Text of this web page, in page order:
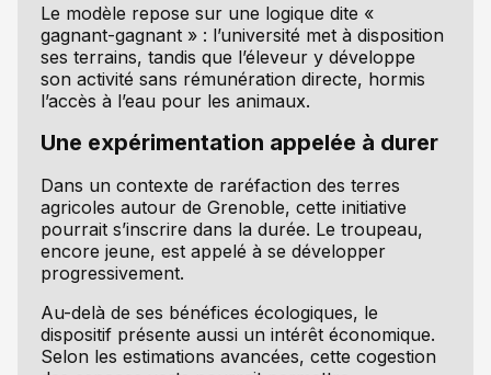
Le modèle repose sur une logique dite «
gagnant-gagnant » : l’université met à disposition
ses terrains, tandis que l’éleveur y développe
son activité sans rémunération directe, hormis
l’accès à l’eau pour les animaux.
Une expérimentation appelée à durer
Dans un contexte de raréfaction des terres
agricoles autour de Grenoble, cette initiative
pourrait s’inscrire dans la durée. Le troupeau,
encore jeune, est appelé à se développer
progressivement.
Au-delà de ses bénéfices écologiques, le
dispositif présente aussi un intérêt économique.
Selon les estimations avancées, cette cogestion